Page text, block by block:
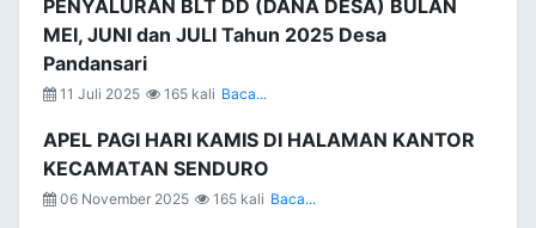
PENYALURAN BLT DD (DANA DESA) BULAN
MEI, JUNI dan JULI Tahun 2025 Desa
Pandansari
11 Juli 2025 165 kali Baca...
APEL PAGI HARI KAMIS DI HALAMAN KANTOR
KECAMATAN SENDURO
06 November 2025 165 kali Baca...